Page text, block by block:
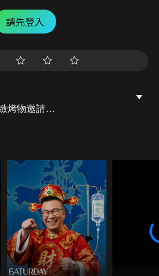
請先登入
烤物邀請
！
雞湯現在又開始懷念了
牛肉串串
房菜
愛聚會愛吃美食的
週報到了